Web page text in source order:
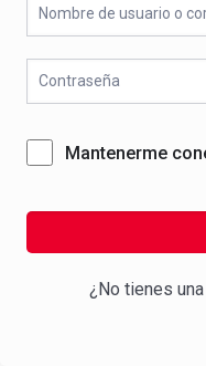
Mantenerme
¿No tienes